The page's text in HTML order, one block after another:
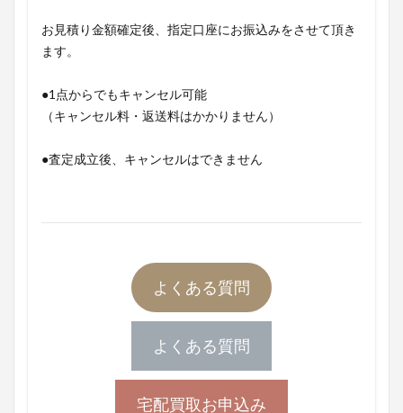
お見積り金額確定後、指定口座にお振込みをさせて頂き
ます。
●1点からでもキャンセル可能
（キャンセル料・返送料はかかりません）
●査定成立後、キャンセルはできません
よくある質問
よくある質問
宅配買取お申込み